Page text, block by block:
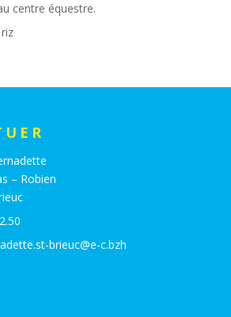
centre équestre.
– Robien
brieuc@e-c.bzh